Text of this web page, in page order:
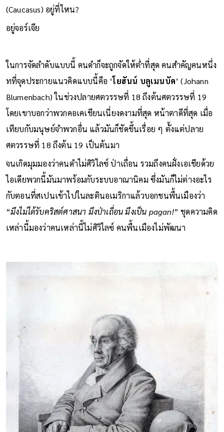
(Caucasus) อยู่ที่ไหน?
อยู่จอร์เจีย
ในการจัดลำดับแบบนี้ คนดำก็จะถูกจัดให้ต่ำที่สุด คนสำคัญคนหนึ่ง
ทที่จุดประกายแนวคิดแบบนี้คือ ‘โยฮันน์ บลูเมนบัค’ (Johann
Blumenbach) ในช่วงปลายศตวรรษที่ 18 ถึงต้นศตวรรษที่ 19
โดยเขาบอกว่าพวกคอเคเชียนเนี่ยงดงามที่สุด หน้าตาดีที่สุด เมื่อ
เทียบกับมนุษย์จำพวกอื่น แล้วมันก็ชัดขึ้นเรื่อย ๆ ตั้งแต่ปลาย
ศตวรรษที่ 18 ถึงต้น 19 เป็นต้นมา
จนเกิดมุมมองว่าคนดำไม่ศิวิไลซ์ ป่าเถื่อน รวมถึงคนฝั่งเอเชียด้วย
ไอเดียพวกนี้มันมาพร้อมกับระบบอาณานิคม ซึ่งมันก็ไม่ต่างอะไร
กับตอนที่สเปนเข้าไปในละตินอเมริกาแล้วบอกชนพื้นเมืองว่า
“มึงไม่ได้รับคริสต์ศาสนา มึงป่าเถื่อน มึงเป็น pagan!” ชุดความคิด
เหล่านี้มองว่าคนเหล่านี้ไม่ศิวิไลซ์ คนพื้นเมืองไม่พัฒนา